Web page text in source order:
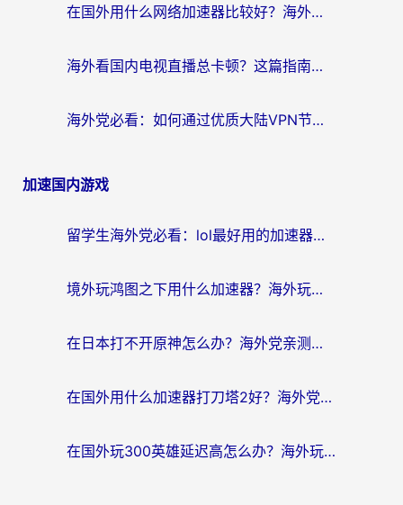
在国外用什么网络加速器比较好？海外党亲测：从痛点到解决方案的全攻略
海外看国内电视直播总卡顿？这篇指南教你选对回国加速器，无缝追剧不发愁
海外党必看：如何通过优质大陆VPN节点无缝访问国内资源？
加速国内游戏
留学生海外党必看：lol最好用的加速器怎么选？附一梦江湖、神鬼传奇加速攻略
境外玩鸿图之下用什么加速器？海外玩家必看的国服游戏加速全攻略
在日本打不开原神怎么办？海外党亲测有效的国服游戏加速指南
在国外用什么加速器打刀塔2好？海外党国服游戏加速避坑指南
在国外玩300英雄延迟高怎么办？海外玩家亲测有效的加速器选择指南